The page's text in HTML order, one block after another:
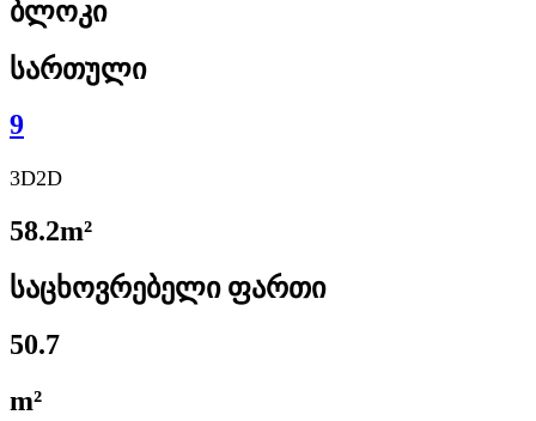
ბლოკი
სართული
9
3D2D
58.2m²
საცხოვრებელი ფართი
50.7
m²